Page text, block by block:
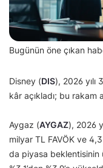
Bugünün öne çıkan
Disney (DIS), 2026 yılı
kâr açıkladı; bu rakam
Aygaz (AYGAZ), 2026
milyar TL FAVÖK ve
da piyasa beklentisinin